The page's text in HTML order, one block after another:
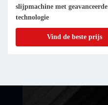
slijpmachine met geavanceerde
technologie
Vind de beste prijs